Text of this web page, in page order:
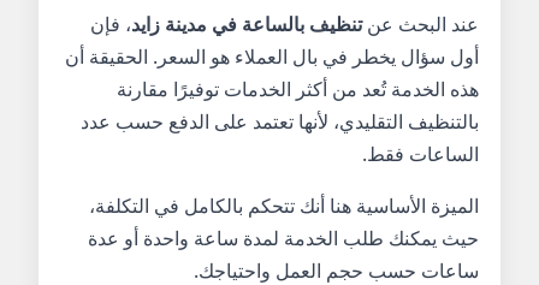
عند البحث عنتنظيف بالساعة في مدينة زايد، فإن
أول سؤال يخطر في بال العملاء هو السعر. الحقيقة أن
هذه الخدمة تُعد من أكثر الخدمات توفيرًا مقارنة
بالتنظيف التقليدي، لأنها تعتمد على الدفع حسب عدد
الساعات فقط.
الميزة الأساسية هنا أنك تتحكم بالكامل في التكلفة،
حيث يمكنك طلب الخدمة لمدة ساعة واحدة أو عدة
ساعات حسب حجم العمل واحتياجك.